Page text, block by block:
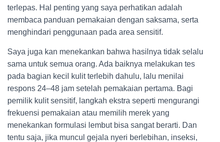
terlepas. Hal penting yang saya perhatikan adalah
membaca panduan pemakaian dengan saksama, serta
menghindari penggunaan pada area sensitif.
Saya juga kan menekankan bahwa hasilnya tidak selalu
sama untuk semua orang. Ada baiknya melakukan tes
pada bagian kecil kulit terlebih dahulu, lalu menilai
respons 24–48 jam setelah pemakaian pertama. Bagi
pemilik kulit sensitif, langkah ekstra seperti mengurangi
frekuensi pemakaian atau memilih merek yang
menekankan formulasi lembut bisa sangat berarti. Dan
tentu saja, jika muncul gejala nyeri berlebihan, inseksi,